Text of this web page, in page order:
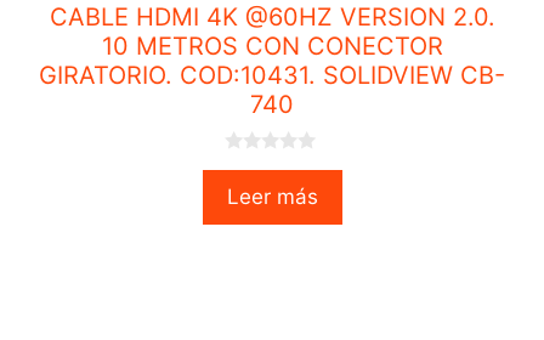
CABLE HDMI 4K @60HZ VERSION 2.0.
10 METROS CON CONECTOR
GIRATORIO. COD:10431. SOLIDVIEW CB-
740
0
u
Leer más